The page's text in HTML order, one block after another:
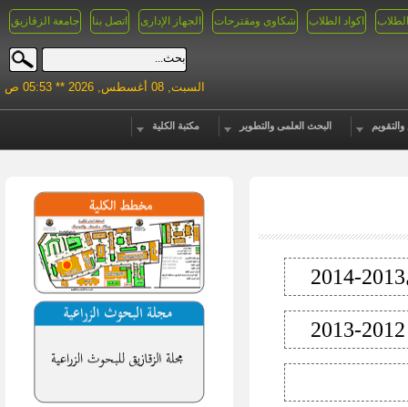
جامعة الزقازيق اتصل بنا الجهاز الإدارى شكاوى ومقترحات اكواد الطلاب الطلاب
السبت, 08 أغسطس, 2026 ** 05:53 ص
البحث العلمى والتطوير مكتبة الكلية